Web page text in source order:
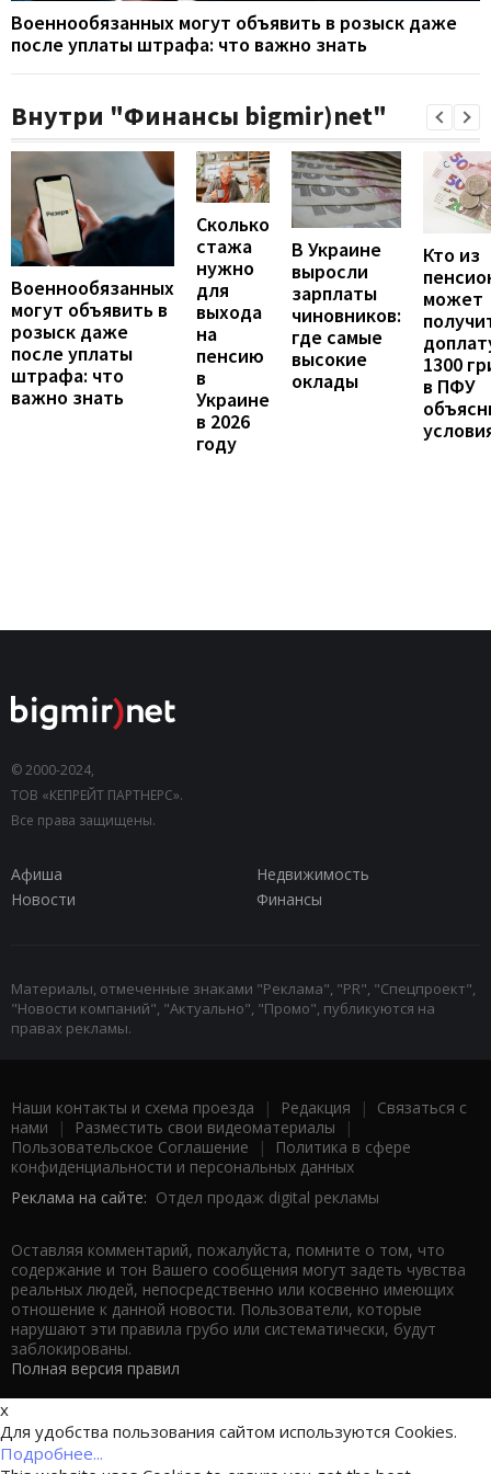
Военнообязанных могут объявить в розыск даже
после уплаты штрафа: что важно знать
Внутри "Финансы bigmir)net"
Военнообязанных
могут объявить в
розыск даже
после уплаты
штрафа: что
важно знать
Сколько
стажа
нужно
для
выхода
на
пенсию
в
Украине
в 2026
году
В Украине
выросли
зарплаты
чиновников:
где самые
высокие
оклады
Кто из
может
1300
в ПФУ
© 2000-2024,
ТОВ «КЕПРЕЙТ ПАРТНЕРС».
Все права защищены.
Афиша
Недвижимость
Новости
Финансы
Материалы, отмеченные знаками "Реклама", "PR", "Спецпроект",
"Новости компаний", "Актуально", "Промо", публикуются на
правах рекламы.
Наши контакты и схема проезда | Редакция | Связаться с
нами | Разместить свои видеоматериалы |
Пользовательское Соглашение |
Политика в сфере
конфиденциальности и персональных данных
Реклама на сайте: Отдел продаж digital рекламы
Оставляя комментарий, пожалуйста, помните о том, что
содержание и тон Вашего сообщения могут задеть чувства
реальных людей, непосредственно или косвенно имеющих
отношение к данной новости. Пользователи, которые
нарушают эти правила грубо или систематически, будут
заблокированы.
Полная версия правил
x
Для удобства пользования сайтом используются Cookies.
Подробнее...